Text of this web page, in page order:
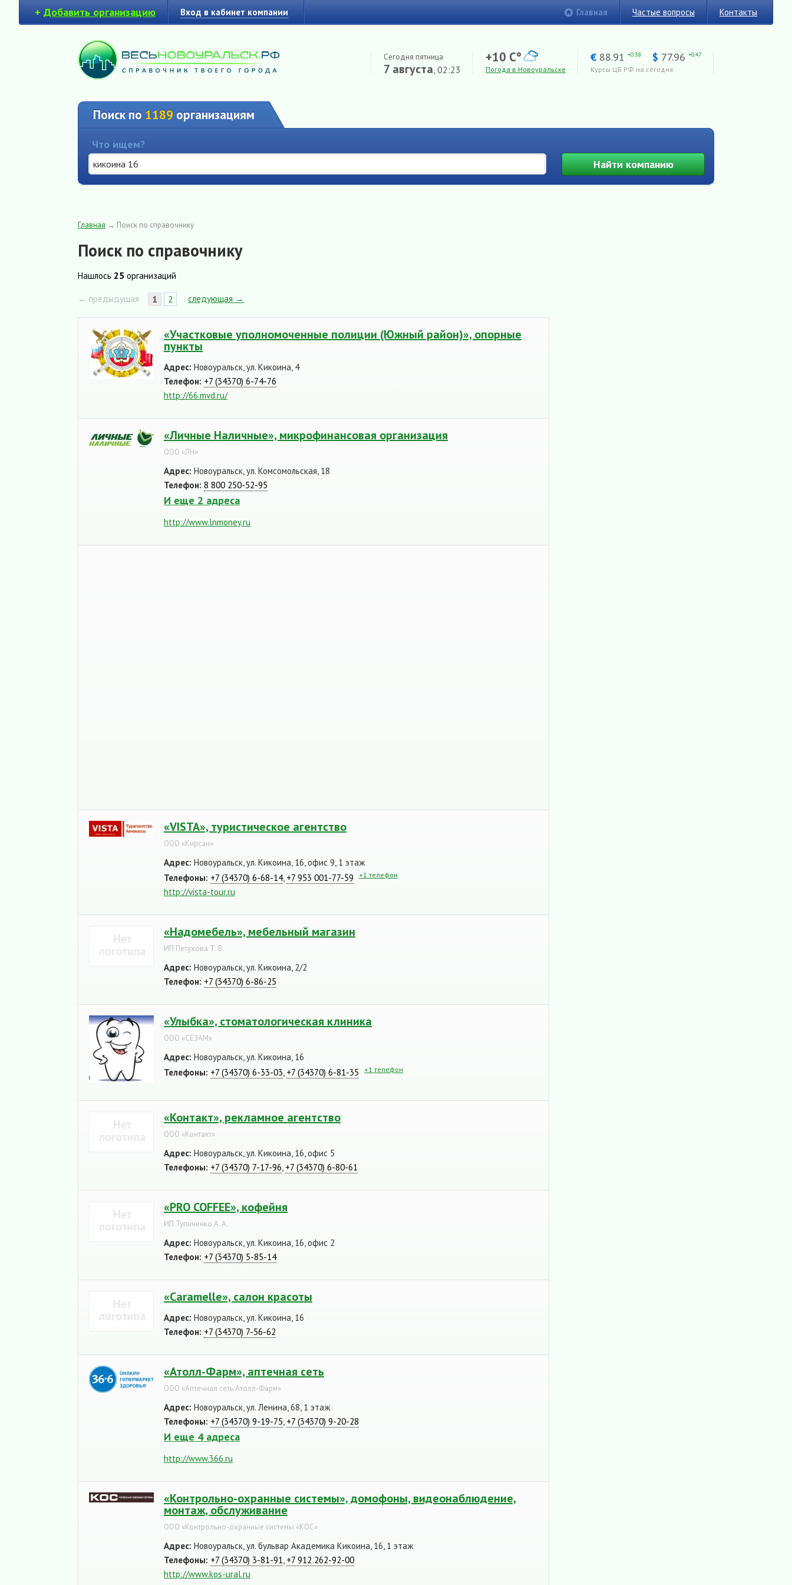
+ Добавить организацию Вход в кабинет компании Главная Частые вопросы Контакты
Сегодня пятница
7 августа, 02:23
+10 C°
Погода в Новоуральске
€ 88.91 +0.38 $ 77.96 +0.47
Курсы ЦБ РФ на сегодня
Поиск по 1189 организациям
Что ищем?
Найтикомпанию
Главная → Поиск по справочнику
Поиск по справочнику
Нашлось 25 организаций
← предыдущая 1 2 следующая →
«Участковые уполномоченные полиции (Южный район)», опорные
пункты
Адрес: Новоуральск, ул. Кикоина, 4
Телефон: +7 (34370) 6-74-76
http://66.mvd.ru/
«Личные Наличные», микрофинансовая организация
ООО «ЛН»
Адрес: Новоуральск, ул. Комсомольская, 18
Телефон: 8 800 250-52-95
И еще 2 адреса
http://www.lnmoney.ru
«VISTA», туристическое агентство
ООО «Кирсан»
Адрес: Новоуральск, ул. Кикоина, 16, офис 9, 1 этаж
Телефоны: +7 (34370) 6-68-14, +7 953 001-77-59 +1 телефон
http://vista-tour.ru
«Надомебель», мебельный магазин
ИП Петухова Т. В.
Адрес: Новоуральск, ул. Кикоина, 2/2
Телефон: +7 (34370) 6-86-25
«Улыбка», стоматологическая клиника
ООО «СЕЗАМ»
Адрес: Новоуральск, ул. Кикоина, 16
Телефоны: +7 (34370) 6-33-03, +7 (34370) 6-81-35 +1 телефон
«Контакт», рекламное агентство
ООО «Контакт»
Адрес: Новоуральск, ул. Кикоина, 16, офис 5
Телефоны: +7 (34370) 7-17-96, +7 (34370) 6-80-61
«PRO COFFEE», кофейня
ИП Тупиченко А. А.
Адрес: Новоуральск, ул. Кикоина, 16, офис 2
Телефон: +7 (34370) 5-85-14
«Caramelle», салон красоты
Адрес: Новоуральск, ул. Кикоина, 16
Телефон: +7 (34370) 7-56-62
«Атолл-Фарм», аптечная сеть
ООО «Аптечная сеть Атолл-Фарм»
Адрес: Новоуральск, ул. Ленина, 68, 1 этаж
Телефоны: +7 (34370) 9-19-75, +7 (34370) 9-20-28
И еще 4 адреса
http://www.366.ru
«Контрольно-охранные системы», домофоны, видеонаблюдение,
монтаж, обслуживание
ООО «Контрольно-охранные системы «КОС»
Адрес: Новоуральск, ул. бульвар Академика Кикоина, 16, 1 этаж
Телефоны: +7 (34370) 3-81-91, +7 912 262-92-00
http://www.kos-ural.ru